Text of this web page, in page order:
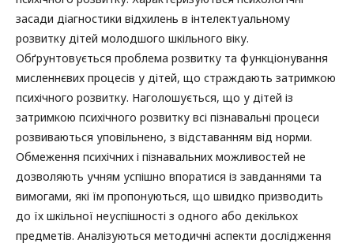
засади діагностики відхилень в інтелектуальному
розвитку дітей молодшого шкільного віку.
Обґрунтовується проблема розвитку та функціонування
мисленнєвих процесів у дітей, що страждають затримкою
психічного розвитку. Наголошується, що у дітей із
затримкою психічного розвитку всі пізнавальні процеси
розвиваються уповільнено, з відставанням від норми.
Обмеження психічних і пізнавальних можливостей не
дозволяють учням успішно впоратися із завданнями та
вимогами, які їм пропонуються, що швидко призводить
до їх шкільної неуспішності з одного або декількох
предметів. Аналізуються методичні аспекти дослідження